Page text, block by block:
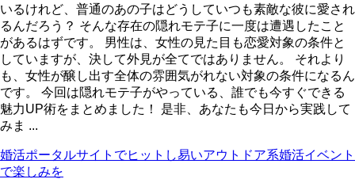
いるけれど、普通のあの子はどうしていつも素敵な彼に愛され
るんだろう？ そんな存在の隠れモテ子に一度は遭遇したこと
があるはずです。 男性は、女性の見た目も恋愛対象の条件と
していますが、決して外見が全てではありません。 それより
も、女性が醸し出す全体の雰囲気がれない対象の条件になるん
です。 今回は隠れモテ子がやっている、誰でも今すぐできる
魅力UP術をまとめました！ 是非、あなたも今日から実践して
みま ...
婚活ポータルサイトでヒットし易いアウトドア系婚活イベント
で楽しみを